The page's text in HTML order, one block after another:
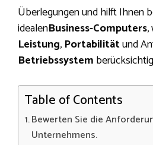
Überlegungen und hilft Ihnen
idealenBusiness-Computers,
Leistung, Portabilitätund
Betriebssystem
Table of Contents
Bewerten Sie die
Unternehmens.